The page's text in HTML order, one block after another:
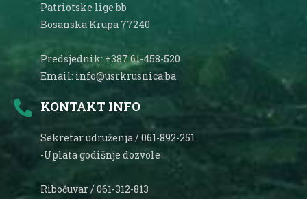
Patriotske lige bb
Bosanska Krupa 77240
Predsjednik: +387 61-458-520
Email: info@usrkrusnica.ba
KONTAKT INFO
Sekretar udruženja / 061-892-251
-Uplata godišnje dozvole
Ribočuvar / 061-312-813